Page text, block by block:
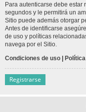
Para autenticarse debe estar
segundos y le permitirá un
Sitio puede además otorgar
Antes de identificarse
de uso y políticas
navega por el Sitio.
Condiciones de uso |
Registrarse